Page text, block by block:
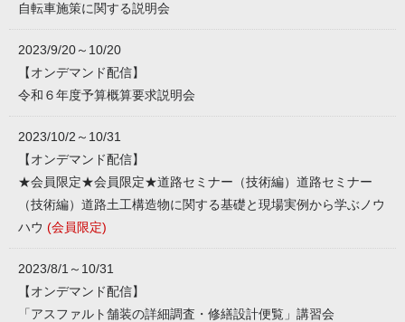
自転車施策に関する説明会
2023/9/20～10/20
【オンデマンド配信】
令和６年度予算概算要求説明会
2023/10/2～10/31
【オンデマンド配信】
★会員限定★会員限定★道路セミナー（技術編）道路セミナー
（技術編）道路土工構造物に関する基礎と現場実例から学ぶノウ
ハウ (会員限定)
2023/8/1～10/31
【オンデマンド配信】
「アスファルト舗装の詳細調査・修繕設計便覧」講習会